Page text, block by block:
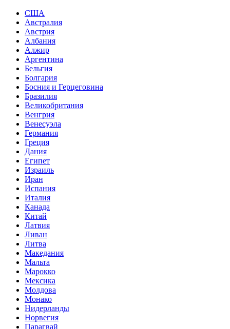
США
Австралия
Австрия
Албания
Алжир
Аргентина
Бельгия
Болгария
Босния и Герцеговина
Бразилия
Великобритания
Венгрия
Венесуэла
Германия
Греция
Дания
Египет
Израиль
Иран
Испания
Италия
Канада
Китай
Латвия
Ливан
Литва
Македания
Мальта
Марокко
Мексика
Молдова
Монако
Нидерланды
Норвегия
Парагвай